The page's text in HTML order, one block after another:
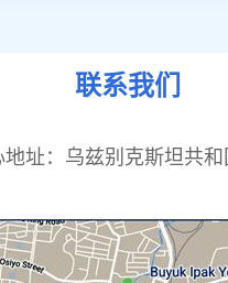
联系我们
址：乌兹别克斯坦共